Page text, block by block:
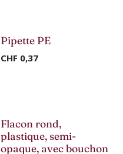
Pipette PE
CHF 0,37
Flacon rond,
plastique, semi-
opaque, avec bouchon